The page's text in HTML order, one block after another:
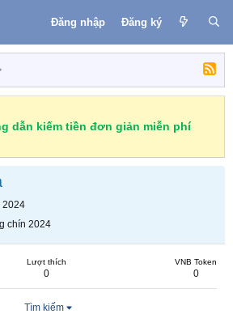
Đăng nhập Đăng ký
dẫn kiếm tiền đơn giản miễn phí
2024
chín 2024
Lượt thích
0
VNB Token
0
Tìm kiếm